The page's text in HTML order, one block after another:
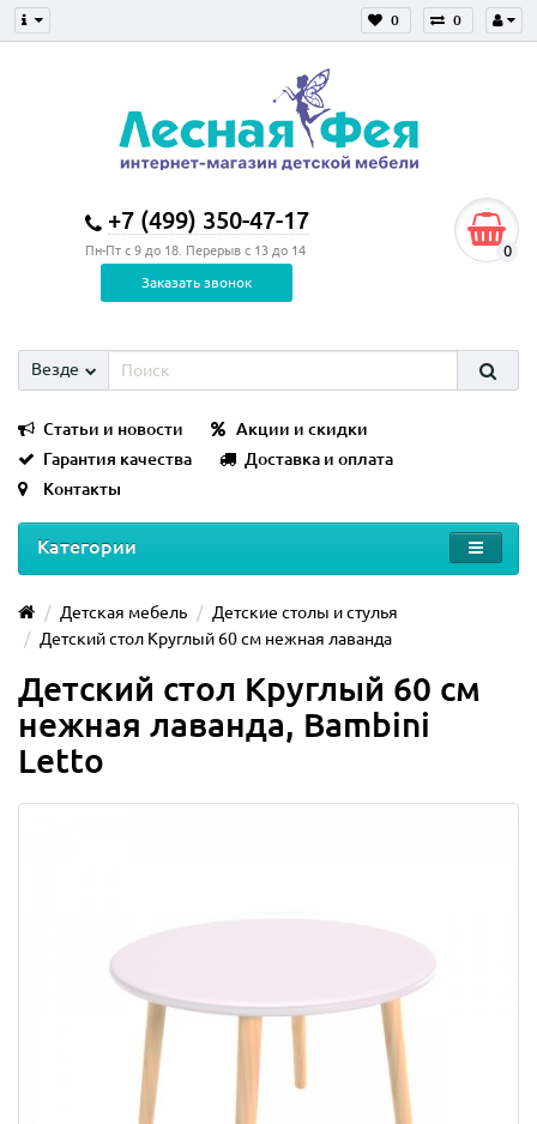
0
0
+7 (499) 350-47-17
Пн-Пт с 9 до 18. Перерыв с 13 до 14
Заказать звонок
0
Везде
Статьи и новости
Акции и скидки
Гарантия качества
Доставка и оплата
Контакты
Категории
Детская мебель
Детские столы и стулья
Детский стол Круглый 60 см нежная лаванда
Детский стол Круглый 60 см
нежная лаванда, Bambini
Letto